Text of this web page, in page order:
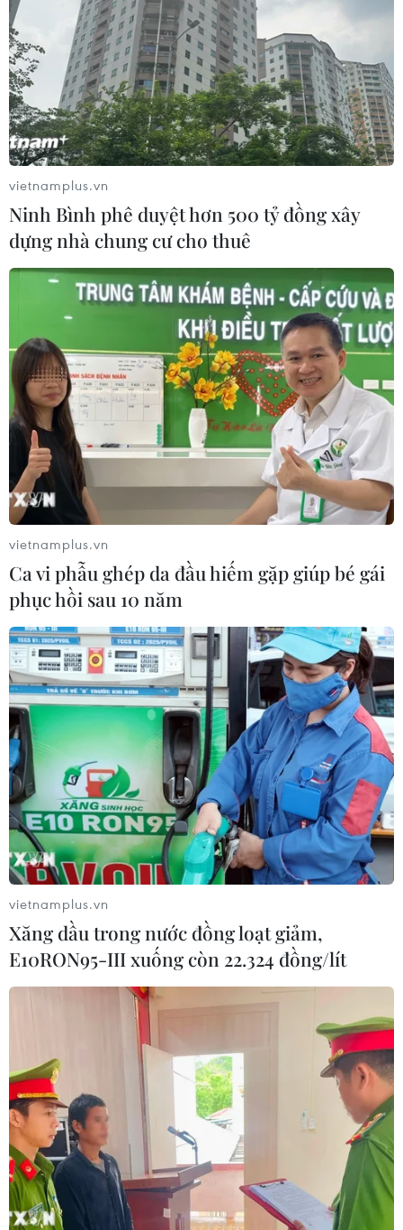
TIN CÙNG CHUYÊN MỤC
Trung Quốc vận hành giàn phát điện
gió nổi đầu tiên chịu được bão cấp 17
Cao điểm "100 ngày chuyển đổi số":
Chuyển động từ cơ sở
06/08/2026 09:48
Israel và Việt Nam hợp tác trong
vietnamplus.vn
Ninh Bình phê duyệt hơn 500 tỷ đồng xây
dựng nhà chung cư cho thuê
vietnamplus.vn
Ca vi phẫu ghép da đầu hiếm gặp giúp bé gái
phục hồi sau 10 năm
vietnamplus.vn
Xăng dầu trong nước đồng loạt giảm,
E10RON95-III xuống còn 22.324 đồng/lít